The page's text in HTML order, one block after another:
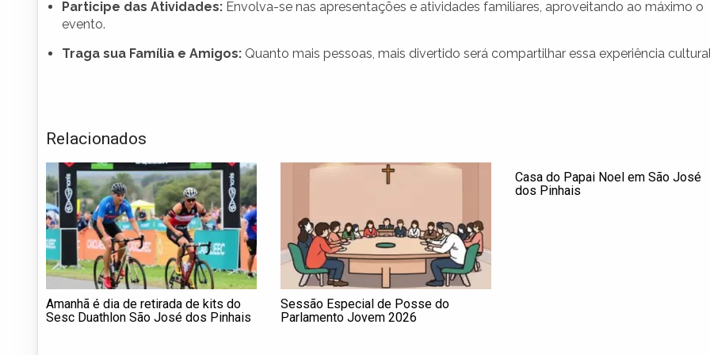
Participe das Atividades: Envolva-se nas apresentações e atividades familiares, aproveitando ao máximo o
evento.
Traga sua Família e Amigos: Quanto mais pessoas, mais divertido será compartilhar essa experiência
Relacionados
Amanhã é dia de retirada de kits do
Sesc Duathlon São José dos Pinhais
Sessão Especial de Posse do
Parlamento Jovem 2026
Casa do Papai Noel em São José
dos Pinhais